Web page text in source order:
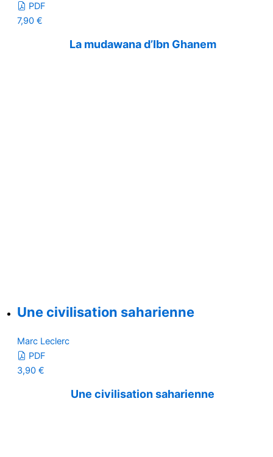
PDF
7,90 €
La mudawana d’Ibn Ghanem
Une civilisation saharienne
Marc Leclerc
PDF
3,90 €
Une civilisation saharienne